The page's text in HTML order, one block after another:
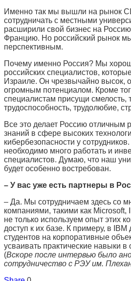
Именно так мы вышли на рынок
сотрудничать с местными
расширили свой бизнес на
Францию. Но российский рынок
перспективным.
Почему именно Россия? Мы
российских специалистов,
Израиле. Он чрезвычайно высок,
огромным потенциалом. Кроме
специалистам присущи смелость,
трудоспособность, трудолюбие,
Все это делает Россию отличным
знаний в сфере высоких
кибербезопасности у
необходимо много работать и
специалистов. Думаю, что наш
будет особенно востребован.
– У вас уже есть партнеры в
– Да. Мы сотрудничаем здесь со
компаниями, такими как
не только используем опыт этих
доступ к их базе. К примеру, в
студентов на корпоративные
усваивать практические навыки в
(Вскоре после интервью было
сотрудничество с РЭУ им.